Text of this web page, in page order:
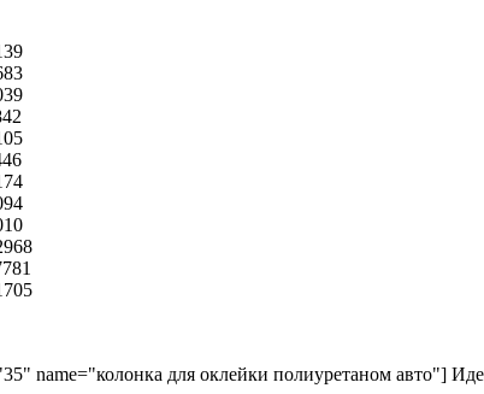
name="колонка для оклейки полиуретаном авто"]